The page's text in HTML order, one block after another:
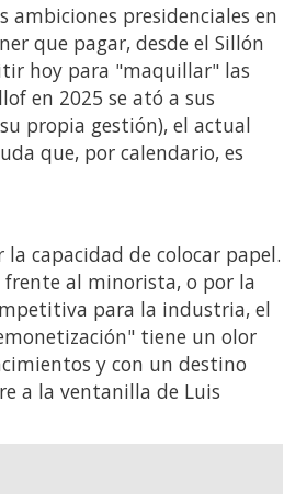
ambiciones presidenciales en
que pagar, desde el Sillón
hoy para "maquillar" las
en 2025 se ató a sus
propia gestión), el actual
que, por calendario, es
capacidad de colocar papel.
frente al minorista, o por la
para la industria, el
tiene un olor
y con un destino
a la ventanilla de Luis